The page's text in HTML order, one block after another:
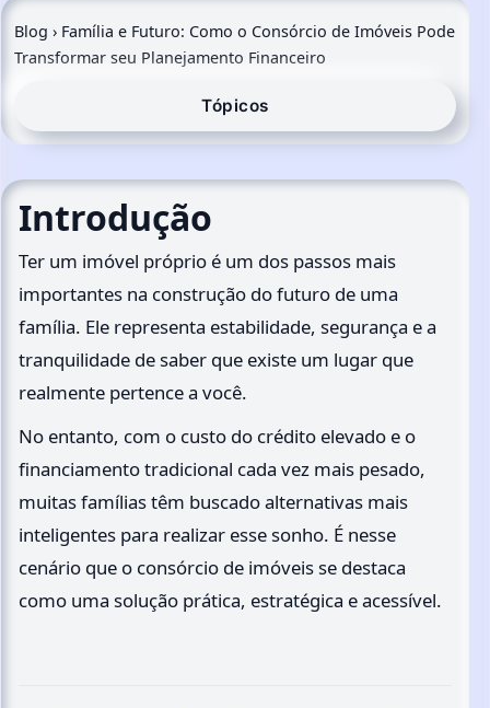
Blog › Família e Futuro: Como o Consórcio de Imóveis Pode
Transformar seu Planejamento Financeiro
Tópicos
Introdução
Ter um imóvel próprio é um dos passos mais
importantes na construção do futuro de uma
família. Ele representa estabilidade, segurança e a
tranquilidade de saber que existe um lugar que
realmente pertence a você.
No entanto, com o custo do crédito elevado e o
financiamento tradicional cada vez mais pesado,
muitas famílias têm buscado alternativas mais
inteligentes para realizar esse sonho. É nesse
cenário que o consórcio de imóveis se destaca
como uma solução prática, estratégica e acessível.